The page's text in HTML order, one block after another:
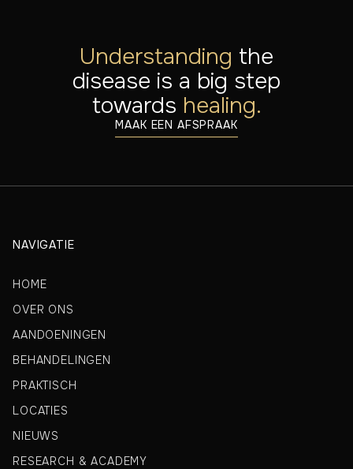
Understanding the
disease is a big step
towards healing.
MAAK EEN AFSPRAAK
NAVIGATIE
HOME
OVER ONS
AANDOENINGEN
BEHANDELINGEN
PRAKTISCH
LOCATIES
NIEUWS
RESEARCH & ACADEMY